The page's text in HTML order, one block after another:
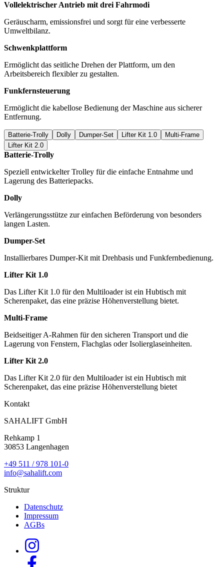
Vollelektrischer Antrieb mit drei Fahrmodi
Geräuscharm, emissionsfrei und sorgt für eine verbesserte
Umweltbilanz.
Schwenkplattform
Ermöglicht das seitliche Drehen der Plattform, um den
Arbeitsbereich flexibler zu gestalten.
Funkfernsteuerung
Ermöglicht die kabellose Bedienung der Maschine aus sicherer
Entfernung.
Batterie-Trolly Dolly Dumper-Set Lifter Kit 1.0
Multi-Frame
Lifter Kit 2.0
Batterie-Trolly
Speziell entwickelter Trolley für die einfache Entnahme und
Lagerung des Batteriepacks.
Dolly
Verlängerungsstütze zur einfachen Beförderung von besonders
langen Lasten.
Dumper-Set
Installierbares Dumper-Kit mit Drehbasis und Funkfernbedienung.
Lifter Kit 1.0
Das Lifter Kit 1.0 für den Multiloader ist ein Hubtisch mit
Scherenpaket, das eine präzise Höhenverstellung bietet.
Multi-Frame
Beidseitiger A-Rahmen für den sicheren Transport und die
Lagerung von Fenstern, Flachglas oder Isolierglaseinheiten.
Lifter Kit 2.0
Das Lifter Kit 2.0 für den Multiloader ist ein Hubtisch mit
Scherenpaket, das eine präzise Höhenverstellung bietet
Kontakt
SAHALIFT GmbH
Rehkamp 1
30853 Langenhagen
+49 511 / 978 101-0
info@sahalift.com
Struktur
Datenschutz
Impressum
AGBs